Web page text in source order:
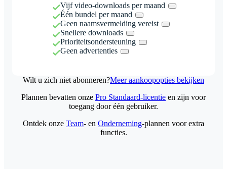
Vijf video-downloads per maand
Één bundel per maand
Geen naamsvermelding vereist
Snellere downloads
Prioriteitsondersteuning
Geen advertenties
Wilt u zich niet abonneren?Meer aankoopopties bekijken
Plannen bevatten onze Pro Standaard-licentie en zijn voor
toegang door één gebruiker.
Ontdek onze Team- en Onderneming-plannen voor extra
functies.